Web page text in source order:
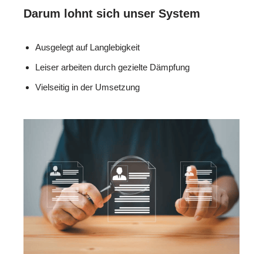
Darum lohnt sich unser System
Ausgelegt auf Langlebigkeit
Leiser arbeiten durch gezielte Dämpfung
Vielseitig in der Umsetzung